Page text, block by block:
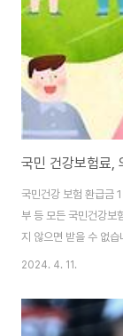
국민건강 보험 환급금
부 등 모든 국민건강보
지 않으면 받을 수 없
무려 61만명에 달한다
건강보험 환급금 신청
인 부담금 상한액 보다
2024. 4. 11.